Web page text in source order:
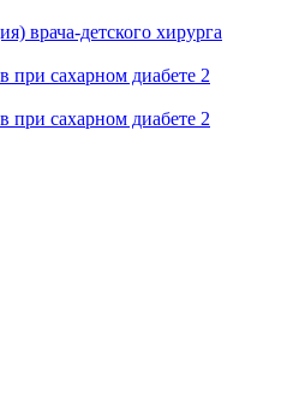
врача-детского хирурга
при сахарном диабете 2
при сахарном диабете 2